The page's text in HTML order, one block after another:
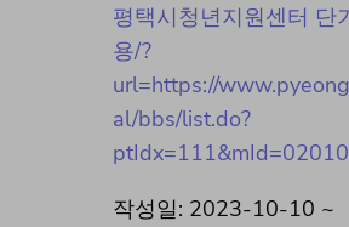
평택시청년지원센터 단
용/?
url=https://
al/bbs/list.do?
작성일: 2023-10-10 ~